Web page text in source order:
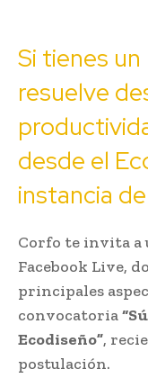
Si tienes
resuelve
desde el
instancia
Corfo te invita a
Facebook Live,
principales
convocatoria
Ecodiseño”,
postulación.